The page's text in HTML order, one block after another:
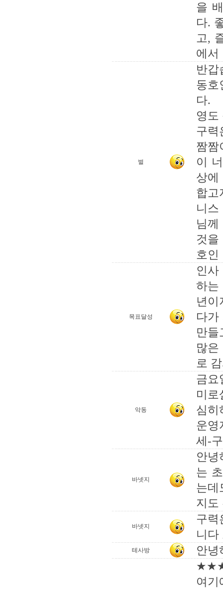
을
다.
고,
에서
벌
반갑
동호
다.
영도
구력
짬짬
이
상에
합고
니스
님
것
호인
목표달성
인사
하는
년
다가
만들
많은
로
악동
금요
미로
심히
운
세-
바넷지
안
는
는데
지도
바넷지
구
니다
테사방 안녕
여기